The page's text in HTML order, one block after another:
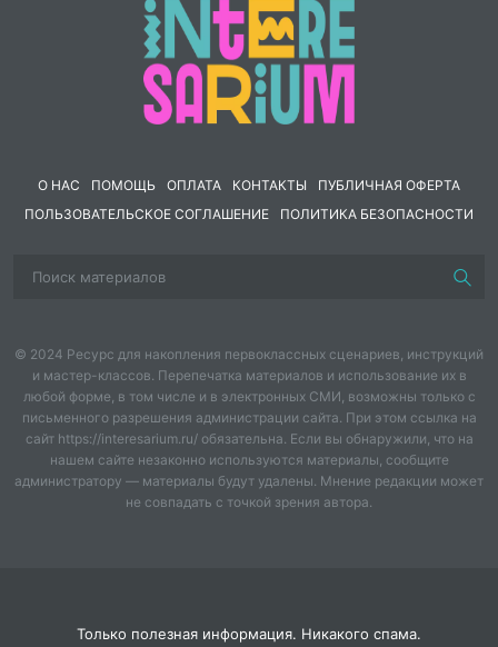
О НАС ПОМОЩЬ ОПЛАТА КОНТАКТЫ
ПУБЛИЧНАЯ ОФЕРТА
ПОЛЬЗОВАТЕЛЬСКОЕ СОГЛАШЕНИЕ
ПОЛИТИКА БЕЗОПАСНОСТИ
© 2024 Ресурс для накопления первоклассных сценариев, инструкций
и мастер-классов. Перепечатка материалов и использование их в
любой форме, в том числе и в электронных СМИ, возможны только с
письменного разрешения администрации сайта. При этом ссылка на
сайт https://interesarium.ru/ обязательна. Если вы обнаружили, что на
нашем сайте незаконно используются материалы, сообщите
администратору — материалы будут удалены. Мнение редакции может
не совпадать с точкой зрения автора.
Только полезная информация. Никакого спама.